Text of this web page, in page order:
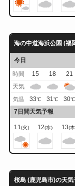
海の中道海浜公園 (福
今日
時間
15 18 21
天気
気温 33℃ 31℃ 30℃
7日間天気予報
11(火) 12(水) 13(
桜島 (鹿児島市)の天気